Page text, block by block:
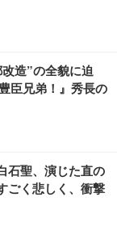
造”の全貌に迫
臣兄弟！』秀長の
石聖、演じた直の
ごく悲しく、衝撃